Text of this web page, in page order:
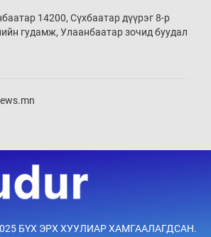
15 мин
15 мин
болгож нэмлээ
14200, Сүхбаатар дүүрэг 8-р
гудамж, Улаанбаатар зочид буудал
БҮХ ЭРХ ХУУЛИАР ХАМГААЛАГДСАН.